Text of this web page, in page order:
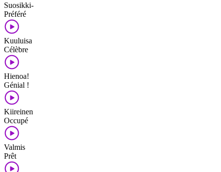
Suosikki-
Préféré
Kuuluisa
Célèbre
Hienoa!
Génial !
Kiireinen
Occupé
Valmis
Prêt